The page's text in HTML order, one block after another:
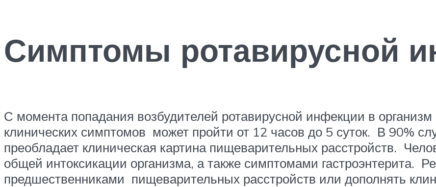
Симптомы ротавирусной
С момента попадания возбудителей ротавирусной инфекции в
клинических симптомов может пройти от 12 часов до 5 суток. В 90%
преобладает клиническая картина пищеварительных расстройств.
общей интоксикации организма, а также симптомами гастроэнтерита.
предшественниками пищеварительных расстройств или дополнять